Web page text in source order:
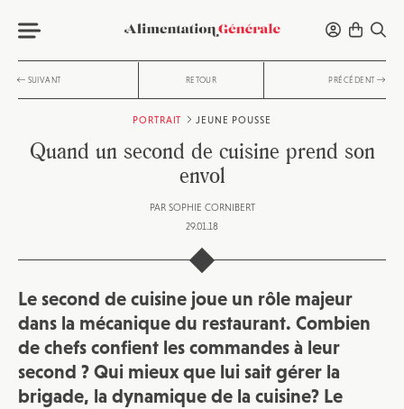
SUIVANT RETOUR PRÉCÉDENT
PORTRAIT JEUNE POUSSE
Quand un second de cuisine prend son
envol
PAR SOPHIE CORNIBERT
29.01.18
Le second de cuisine joue un rôle majeur
dans la mécanique du restaurant. Combien
de chefs confient les commandes à leur
second ? Qui mieux que lui sait gérer la
brigade, la dynamique de la cuisine? Le